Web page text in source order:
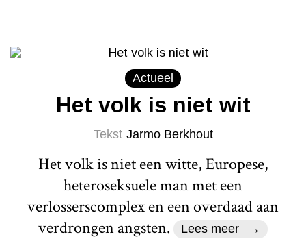
Actueel
Het volk is niet wit
Tekst Jarmo Berkhout
Het volk is niet een witte, Europese,
heteroseksuele man met een
verlosserscomplex en een overdaad aan
verdrongen angsten.
Lees meer